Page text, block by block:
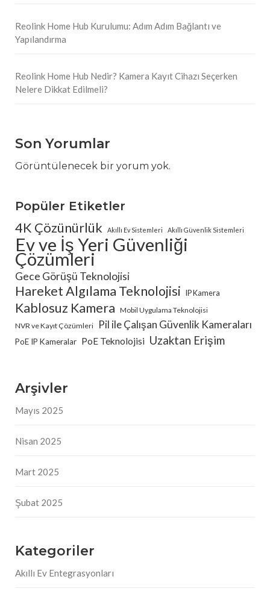
Reolink Home Hub Kurulumu: Adım Adım Bağlantı ve
Yapılandırma
Reolink Home Hub Nedir? Kamera Kayıt Cihazı Seçerken
Nelere Dikkat Edilmeli?
Son Yorumlar
Görüntülenecek bir yorum yok.
Popüler Etiketler
4K Çözünürlük Akıllı Ev Sistemleri Akıllı Güvenlik Sistemleri
Ev ve İş Yeri Güvenliği
Çözümleri
Gece Görüşü Teknolojisi
Hareket Algılama Teknolojisi IP Kamera
Kablosuz Kamera Mobil Uygulama Teknolojisi
NVR ve Kayıt Çözümleri
Pil ile Çalışan Güvenlik Kameraları
PoE IP Kameralar PoE Teknolojisi Uzaktan Erişim
Arşivler
Mayıs 2025
Nisan 2025
Mart 2025
Şubat 2025
Kategoriler
Akıllı Ev Entegrasyonları